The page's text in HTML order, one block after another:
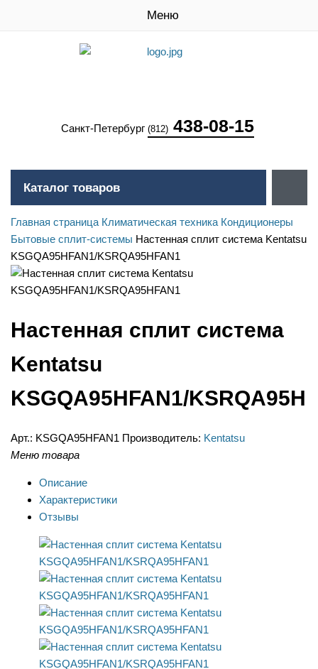
Меню
Санкт-Петербург (812) 438-08-15
Каталог товаров
Главная страница Климатическая техника Кондиционеры
Бытовые сплит-системы Настенная сплит система Kentatsu
KSGQA95HFAN1/KSRQA95HFAN1
Настенная сплит система
Kentatsu
KSGQA95HFAN1/
Арт.: KSGQA95HFAN1 Производитель: Kentatsu
Меню товара
Описание
Характеристики
Отзывы